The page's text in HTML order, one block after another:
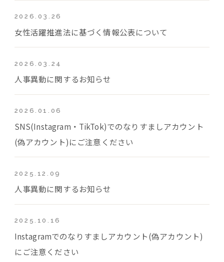
2026.03.26
女性活躍推進法に基づく情報公表について
2026.03.24
人事異動に関するお知らせ
2026.01.06
SNS(Instagram・TikTok)でのなりすましアカウント
(偽アカウント)にご注意ください
2025.12.09
人事異動に関するお知らせ
2025.10.16
Instagramでのなりすましアカウント(偽アカウント)
にご注意ください